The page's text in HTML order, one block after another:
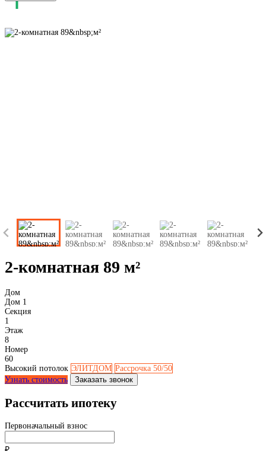
2-комнатная 89 м²
Дом
Дом 1
Секция
1
Этаж
8
Номер
60
Высокий потолок ЭЛИТДОМ Рассрочка 50/50
Узнать стоимость
Заказать звонок
Рассчитать ипотеку
Первоначальный взнос